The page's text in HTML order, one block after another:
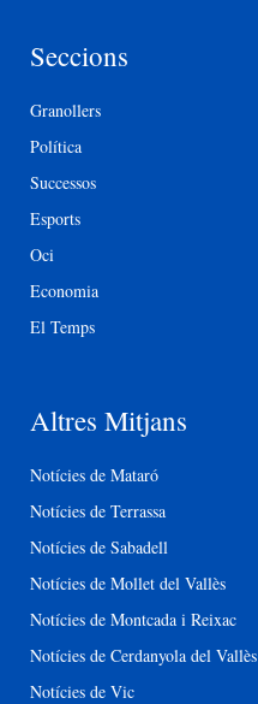
Seccions
Granollers
Política
Successos
Esports
Oci
Economia
El Temps
Altres Mitjans
Notícies de Mataró
Notícies de Terrassa
Notícies de Sabadell
Notícies de Mollet del Vallès
Notícies de Montcada i Reixac
Notícies de Cerdanyola del Vallès
Notícies de Vic